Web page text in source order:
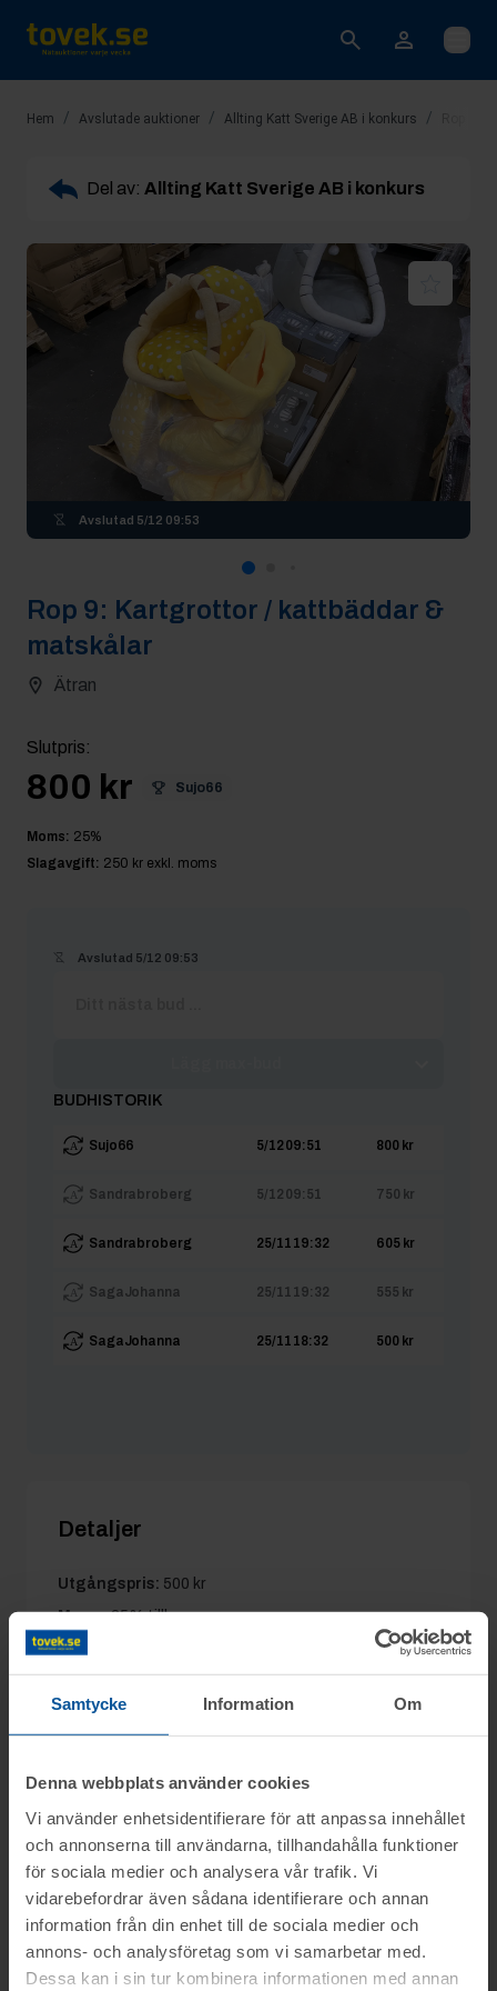
Samtycke Information Om
Denna webbplats använder cookies
Vi använder enhetsidentifierare för att anpassa innehållet
och annonserna till användarna, tillhandahålla funktioner
för sociala medier och analysera vår trafik. Vi
vidarebefordrar även sådana identifierare och annan
information från din enhet till de sociala medier och
annons- och analysföretag som vi samarbetar med.
Dessa kan i sin tur kombinera informationen med annan
Öppna
Hem / Avslutade auktioner / Allting Katt Sverige AB i konkurs /
Del av: Allting Katt Sverige AB i konkurs
Avslutad 5/12 09:53
Rop 9: Kartgrottor / kattbäddar &
matskålar
Ätran
Slutpris:
800 kr Sujo66
Moms: 25%
Slagavgift: 250 kr exkl. moms
Avslutad 5/12 09:53
BUDHISTORIK
Sujo66 5/12 09:51 800 kr
Sandrabroberg 5/12 09:51 750 kr
Sandrabroberg 25/11 19:32 605 kr
SagaJohanna 25/11 19:32 555 kr
SagaJohanna 25/11 18:32 500 kr
Detaljer
Utgångspris: 500 kr
Moms: 25% tillkommer
Slagavgift:
På uppdrag av konkursförvaltare Lars Melin
Advokatfirman Styrks AB säljs konkursboet
efter Allting Katt Sverige AB genom
nätauktion på www.tovek.se, med avslut
fredagen den 5 december från kl. 09.45.
Frågor
Hampus tel. 0346-751684
Alex tel. 0346-751687
Visning